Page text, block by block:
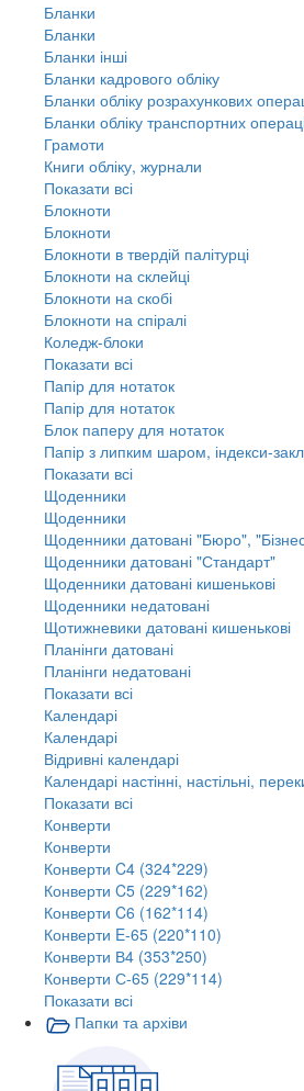
Бланки
Бланки
Бланки інші
Бланки кадрового обліку
Бланки обліку розрахункових
Бланки обліку транспортних
Грамоти
Книги обліку, журнали
Показати всі
Блокноти
Блокноти
Блокноти в твердій палітурці
Блокноти на склейці
Блокноти на скобі
Блокноти на спіралі
Коледж-блоки
Показати всі
Папір для нотаток
Папір для нотаток
Блок паперу для нотаток
Папір з липким шаром, індекси-
Показати всі
Щоденники
Щоденники
Щоденники датовані "Бюро",
Щоденники датовані "Стандарт"
Щоденники датовані кишенькові
Щоденники недатовані
Щотижневики датовані кишенькові
Планінги датовані
Планінги недатовані
Показати всі
Календарі
Календарі
Відривні календарі
Календарі настінні, настільні,
Показати всі
Конверти
Конверти
Конверти C4 (324*229)
Конверти C5 (229*162)
Конверти C6 (162*114)
Конверти E-65 (220*110)
Конверти В4 (353*250)
Конверти С-65 (229*114)
Показати всі
Папки та архіви